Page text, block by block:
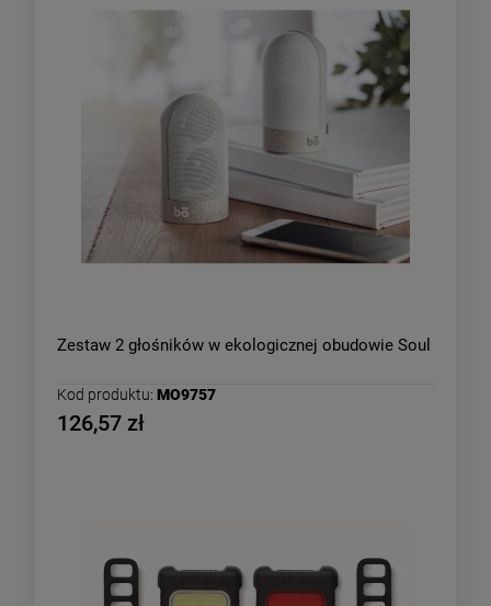
Zestaw 2 głośników w ekologicznej obudowie Soul
Kod produktu: MO9757
126,57 zł